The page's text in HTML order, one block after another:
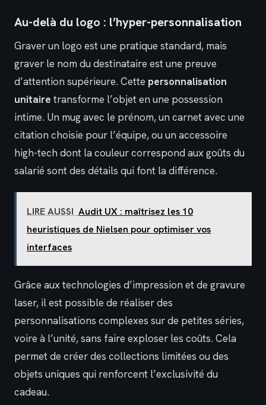
Au-delà du logo : l’hyper-personnalisation
Graver un logo est une pratique standard, mais
graver le nom du destinataire est une preuve
d’attention supérieure. Cette personnalisation
unitaire transforme l’objet en une possession
intime. Un mug avec le prénom, un carnet avec une
citation choisie pour l’équipe, ou un accessoire
high-tech dont la couleur correspond aux goûts du
salarié sont des détails qui font la différence.
LIRE AUSSI Audit UX : maîtrisez les 10
heuristiques de Nielsen pour optimiser vos
interfaces
Grâce aux technologies d’impression et de gravure
laser, il est possible de réaliser des
personnalisations complexes sur de petites séries,
voire à l’unité, sans faire exploser les coûts. Cela
permet de créer des collections limitées ou des
objets uniques qui renforcent l’exclusivité du
cadeau.